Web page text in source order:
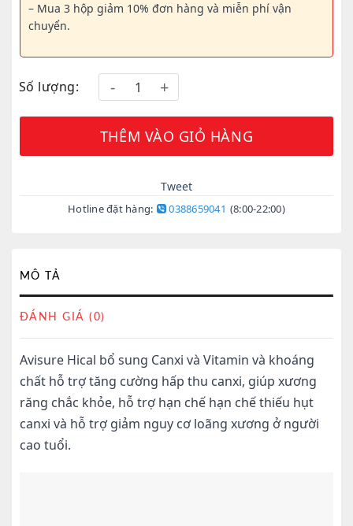
– Mua 3 hộp giảm 10% đơn hàng và miễn phí vận
chuyển.
Số lượng:
THÊM VÀO GIỎ HÀNG
Tweet
Hotline đặt hàng: 0388659041 (8:00-22:00)
MÔ TẢ
ĐÁNH GIÁ (0)
Avisure Hical bổ sung Canxi và Vitamin và khoáng
chất hỗ trợ tăng cường hấp thu canxi, giúp xương
răng chắc khỏe, hỗ trợ hạn chế hạn chế thiếu hụt
canxi và hỗ trợ giảm nguy cơ loãng xương ở người
cao tuổi.